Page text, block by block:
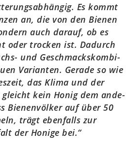
Es kommt
an, die von den Bienen
auch darauf, ob es
oder tro­cken ist. Dadurch
und Geschmacks­kom­bi­
Vari­an­ten. Gerade so wie
das Klima und der
gleicht kein Honig dem ande­
Bie­nen­völ­ker auf über 50
trägt eben­falls zur
der Honige bei.“